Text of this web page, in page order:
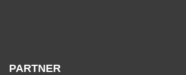
PARTNER